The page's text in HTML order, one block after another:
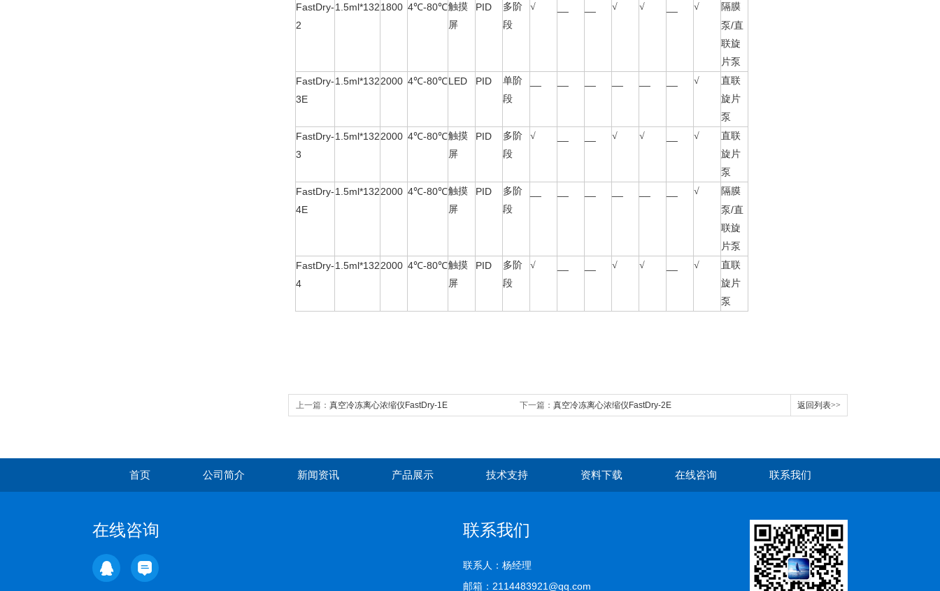
FastDry-
2
1.5ml*1321800 4℃-80℃触摸
屏
PID
多阶
段
√ √ √ √
隔膜
泵/直
联旋
片泵
FastDry-
3E
1.5ml*1322000 4℃-80℃LED PID
单阶
段
√
直联
旋片
泵
FastDry-
3
1.5ml*1322000 4℃-80℃触摸
屏
PID
多阶
段
√ √ √ √
直联
旋片
泵
FastDry-
4E
1.5ml*1322000 4℃-80℃触摸
屏
PID
多阶
段
√
隔膜
泵/直
联旋
片泵
FastDry-
4
1.5ml*1322000 4℃-80℃触摸
屏
PID
多阶
段
√ √ √ √
直联
旋片
泵
上一篇： 真空冷冻离心浓缩仪FastDry-1E 下一篇： 真空冷冻离心浓缩仪FastDry-2E 返回列表>>
首页 公司简介 新闻资讯 产品展示 技术支持 资料下载 在线咨询 联系我们
在线咨询 联系我们
联系人：杨经理
邮箱：2114483921@qq.com